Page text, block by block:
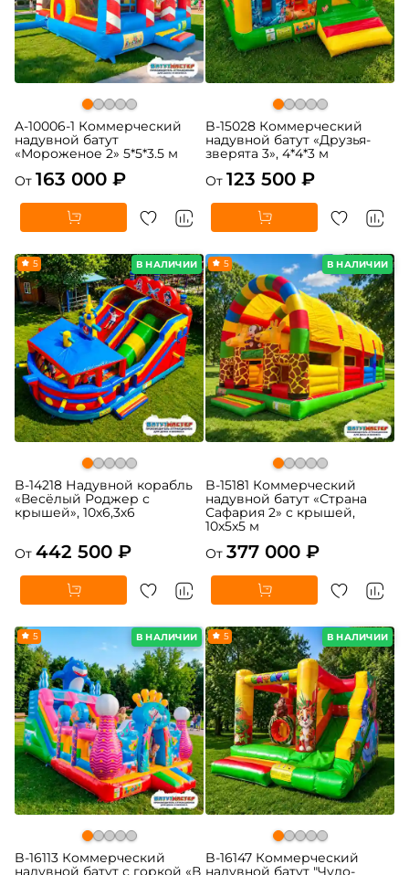
A-10006-1 Коммерческий
надувной батут
«Мороженое 2» 5*5*3.5 м
От 163 000 ₽
B-15028 Коммерческий
надувной батут «Друзья-
зверята 3», 4*4*3 м
От 123 500 ₽
В НАЛИЧИИ
5
B-14218 Надувной корабль
«Весёлый Роджер с
крышей», 10х6,3х6
От 442 500 ₽
В НАЛИЧИИ
5
B-15181 Коммерческий
надувной батут «Страна
Сафария 2» с крышей,
10x5x5 м
От 377 000 ₽
В НАЛИЧИИ
5
B-16113 Коммерческий
надувной батут с горкой «В
В НАЛИЧИИ
5
B-16147 Коммерческий
надувной батут "Чудо-